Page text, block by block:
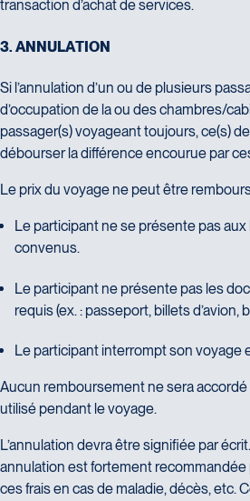
transaction d’achat de services.
3. ANNULATION
Si l’annulation d’un ou de plusieurs
d’occupation de la ou des chambres/
passager(s) voyageant toujours, ce(s)
débourser la différence encourue par
Le prix du voyage ne peut être
Le participant ne se présente pas
convenus.
Le participant ne présente pas les
requis (ex. : passeport, billets d’avion,
Le participant interrompt son voyage
Aucun remboursement ne sera
utilisé pendant le voyage.
L’annulation devra être signifiée par
annulation est fortement
ces frais en cas de maladie, décès, etc.